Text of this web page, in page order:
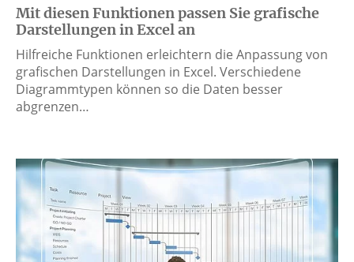
Mit diesen Funktionen passen Sie grafische
Darstellungen in Excel an
Hilfreiche Funktionen erleichtern die Anpassung von
grafischen Darstellungen in Excel. Verschiedene
Diagrammtypen können so die Daten besser
abgrenzen…